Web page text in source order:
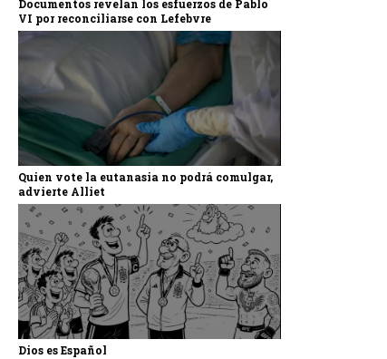
Documentos revelan los esfuerzos de Pablo
VI por reconciliarse con Lefebvre
Quien vote la eutanasia no podrá comulgar,
advierte Alliet
Dios es Español